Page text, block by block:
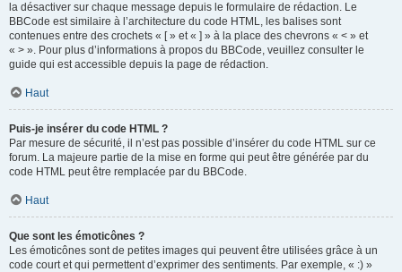
la désactiver sur chaque message depuis le formulaire de rédaction. Le
BBCode est similaire à l’architecture du code HTML, les balises sont
contenues entre des crochets « [ » et « ] » à la place des chevrons « < » et
« > ». Pour plus d’informations à propos du BBCode, veuillez consulter le
guide qui est accessible depuis la page de rédaction.
Haut
Puis-je insérer du code HTML ?
Par mesure de sécurité, il n’est pas possible d’insérer du code HTML sur ce
forum. La majeure partie de la mise en forme qui peut être générée par du
code HTML peut être remplacée par du BBCode.
Haut
Que sont les émoticônes ?
Les émoticônes sont de petites images qui peuvent être utilisées grâce à un
code court et qui permettent d’exprimer des sentiments. Par exemple, « :) »